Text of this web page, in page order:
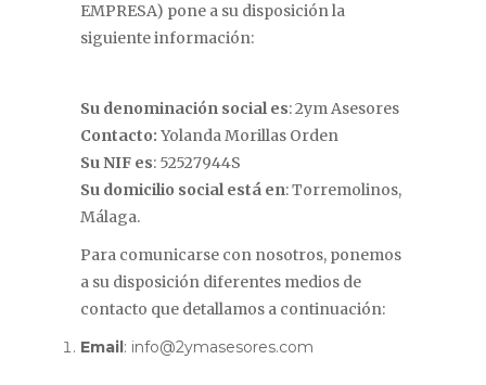
EMPRESA) pone a su disposición la
siguiente información:
Su denominación social es: 2ym Asesores
Contacto: Yolanda Morillas Orden
Su NIF es: 52527944S
Su domicilio social está en: Torremolinos,
Málaga.
Para comunicarse con nosotros, ponemos
a su disposición diferentes medios de
contacto que detallamos a continuación:
Email: info@2ymasesores.com